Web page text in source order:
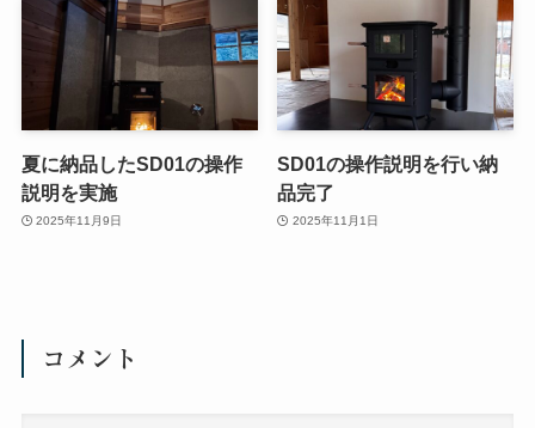
夏に納品したSD01の操作
説明を実施
2025年11月9日
SD01の操作説明を行い納
品完了
2025年11月1日
コメント